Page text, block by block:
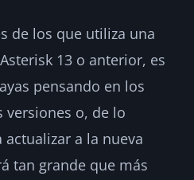
de los que utiliza una
13 o anterior, es
pensando en los
versiones o, de lo
a la nueva
tan grande que más